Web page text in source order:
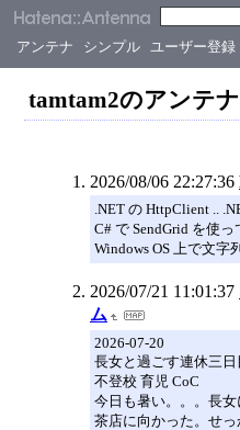
アンテナ シンプル ユーザー登録
tamtam2のアンテナ
2026/08/06 22:27:36
.NET の HttpClient ..
C# で SendGrid を使っ
Windows OS 上で文字
2026/07/21 11:01:37
ム
2026-07-20
長女と過ごす連休三日
不登校 育児 CoC
今日も暑い。。。長
茶店に向かった。せ